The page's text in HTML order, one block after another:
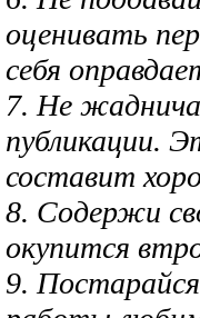
оценивать
себя
7. Не
публикации.
составит
8. Содержи
окупится
9.